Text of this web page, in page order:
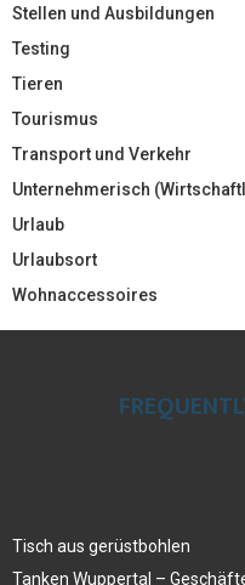
Stellen und Ausbildungen
Testing
Tieren
Tourismus
Transport und Verkehr
Unternehmerisch
Urlaub
Urlaubsort
Wohnaccessoires
Tisch aus gerüstbohlen
Tanken Wuppertal –